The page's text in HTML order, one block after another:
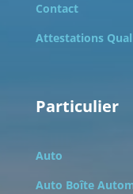
Contact
Attestations
Particulier
Auto
Auto Boîte